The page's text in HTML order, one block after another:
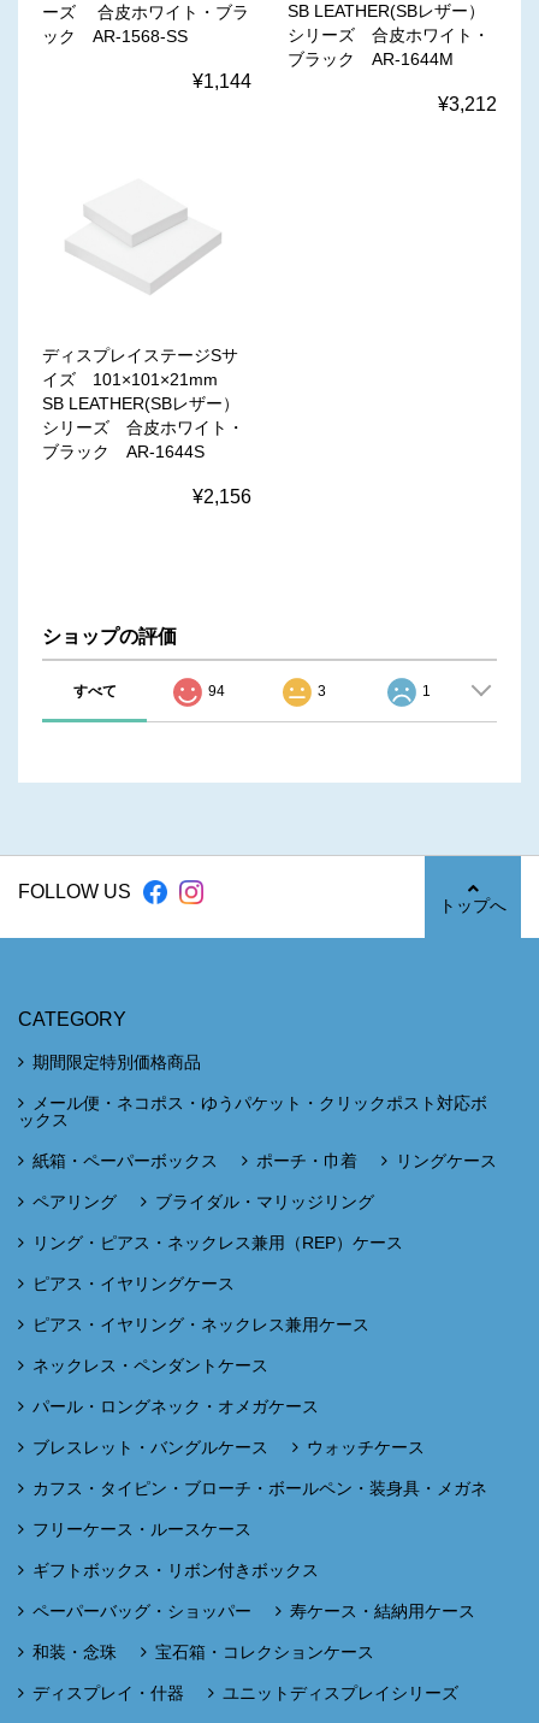
ーズ 合皮ホワイト・ブラ
ック AR-1568-SS
¥1,144
SB LEATHER(SBレザー）
シリーズ 合皮ホワイト・
ブラック AR-1644M
¥3,212
ディスプレイステージSサ
イズ 101×101×21mm
SB LEATHER(SBレザー）
シリーズ 合皮ホワイト・
ブラック AR-1644S
¥2,156
ショップの評価
すべて 94 3 1
FOLLOW US
トップへ
CATEGORY
期間限定特別価格商品
メール便・ネコポス・ゆうパケット・クリックポスト対応ボ
ックス
紙箱・ペーパーボックス ポーチ・巾着 リングケース
ペアリング ブライダル・マリッジリング
リング・ピアス・ネックレス兼用（REP）ケース
ピアス・イヤリングケース
ピアス・イヤリング・ネックレス兼用ケース
ネックレス・ペンダントケース
パール・ロングネック・オメガケース
ブレスレット・バングルケース ウォッチケース
カフス・タイピン・ブローチ・ボールペン・装身具・メガネ
フリーケース・ルースケース
ギフトボックス・リボン付きボックス
ペーパーバッグ・ショッパー 寿ケース・結納用ケース
和装・念珠 宝石箱・コレクションケース
ディスプレイ・什器 ユニットディスプレイシリーズ